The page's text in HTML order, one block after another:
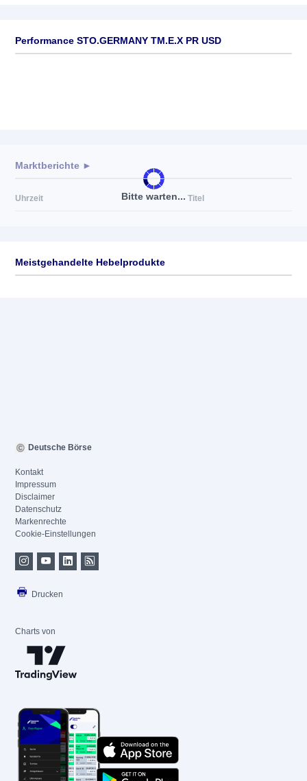
Performance STO.GERMANY TM.E.X PR USD
Bitte warten...
Marktberichte ►
Uhrzeit Titel
Meistgehandelte Hebelprodukte
Deutsche Börse
Kontakt
Impressum
Disclaimer
Datenschutz
Markenrechte
Cookie-Einstellungen
Drucken
Charts von